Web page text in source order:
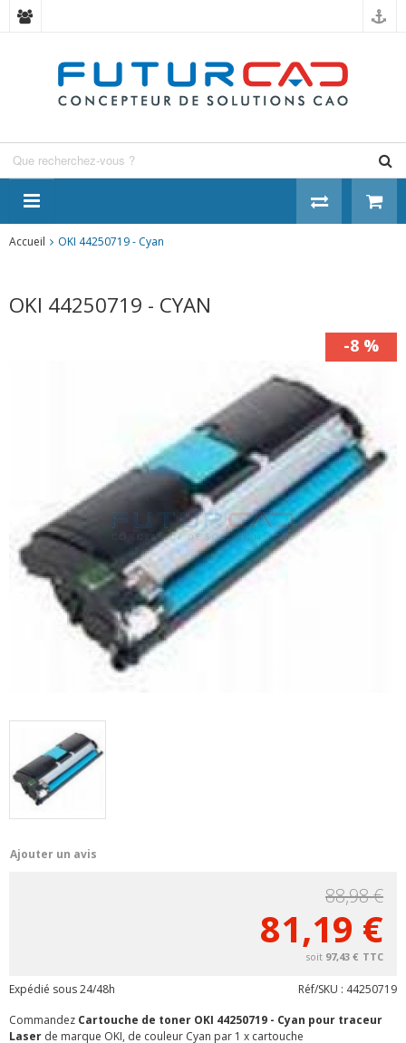
Accueil OKI 44250719 - Cyan
OKI 44250719 - CYAN
-8 %
Ajouter un avis
88,98 €
81,19 €
TTC
97,43 €
Expédié sous24/48h Réf/SKU : 44250719
Commandez Cartouche de toner OKI 44250719 - Cyan pour traceur
Laser de marque OKI, de couleur Cyan par 1 x cartouche
Panneau de gestion des cookies